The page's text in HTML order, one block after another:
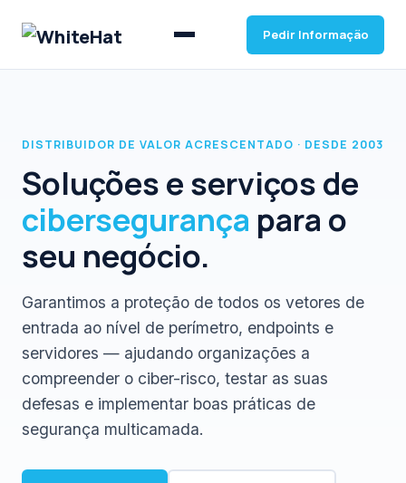
Pedir Informação
DISTRIBUIDOR DE VALOR ACRESCENTADO · DESDE 2003
Soluções e serviços de
cibersegurança para o
seu negócio.
Garantimos a proteção de todos os vetores de
entrada ao nível de perímetro, endpoints e
servidores — ajudando organizações a
compreender o ciber-risco, testar as suas
defesas e implementar boas práticas de
segurança multicamada.